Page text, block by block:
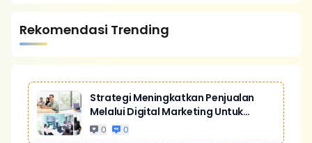
Rekomendasi Trending
Strategi Meningkatkan Penjualan
Melalui Digital Marketing Untuk
Bisnis Yang Lebih Kompetitif
0 0